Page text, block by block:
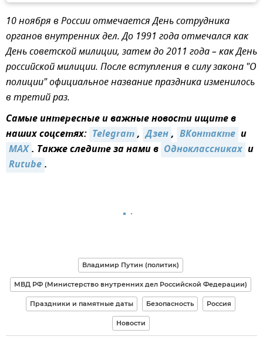
10 ноября в России отмечается День сотрудника
органов внутренних дел. До 1991 года отмечался как
День советской милиции, затем до 2011 года – как День
российской милиции. После вступления в силу закона "О
полиции" официальное название праздника изменилось
в третий раз.
Самые интересные и важные новости ищите в
наших соцсетях: Telegram, Дзен, ВКонтакте и
MAX. Также следите за нами в Одноклассниках и
Rutube.
Владимир Путин (политик)
МВД РФ (Министерство внутренних дел Российской Федерации)
Праздники и памятные даты Безопасность Россия
Новости